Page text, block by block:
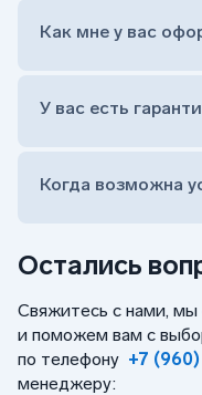
Остались
Свяжитесь с нами,
и поможем вам с
по телефону +7
менеджеру:
Оформить заказ
Заказать
Оформить заказ
Заказать
Как мне у вас
У вас есть
Когда возможна